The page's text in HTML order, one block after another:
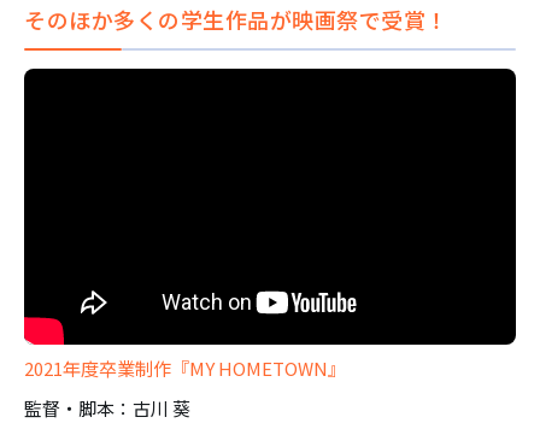
そのほか多くの学生作品が映画祭で受賞！
2021年度卒業制作『MY HOMETOWN』
監督・脚本：古川 葵